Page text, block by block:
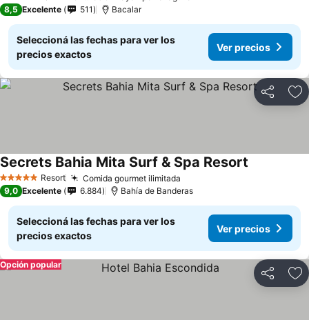
8,5 Excelente 511 Bacalar
Seleccioná las fechas para ver los
precios exactos
Ver precios
Compartir
5 Estrellas Resort Comida gourmet ilimitada
Secrets Bahia Mita Surf & Spa Resort
9,0 Excelente 6.884 Bahía de Banderas
Seleccioná las fechas para ver los
precios exactos
Ver precios
Compartir
Opción popular